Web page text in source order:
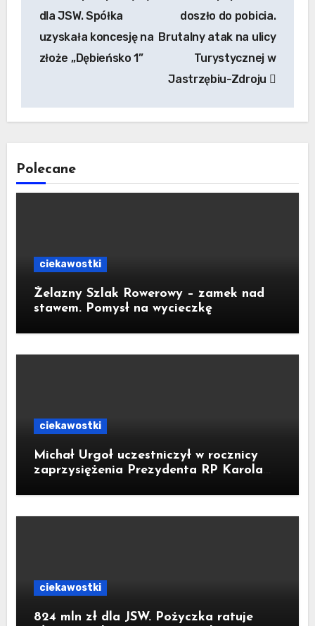
wpisu
dla JSW. Spółka
uzyskała koncesję na
złoże „Dębieńsko 1”
doszło do pobicia.
Brutalny atak na ulicy
Turystycznej w
Jastrzębiu-Zdroju
Polecane
ciekawostki
Żelazny Szlak Rowerowy – zamek nad
stawem. Pomysł na wycieczkę
ciekawostki
Michał Urgoł uczestniczył w rocznicy
zaprzysiężenia Prezydenta RP Karola
ciekawostki
824 mln zł dla JSW. Pożyczka ratuje